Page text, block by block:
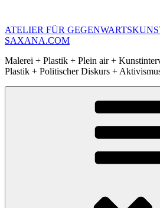
springen
ATELIER FÜR
SAXANA.COM
Malerei + Plastik + Plein air +
Plastik + Politischer Diskurs +